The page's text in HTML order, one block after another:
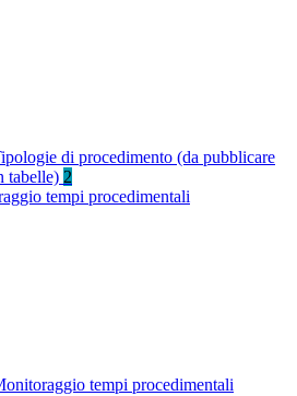
di procedimento (da pubblicare
tabelle) 2
tempi procedimentali
tempi procedimentali